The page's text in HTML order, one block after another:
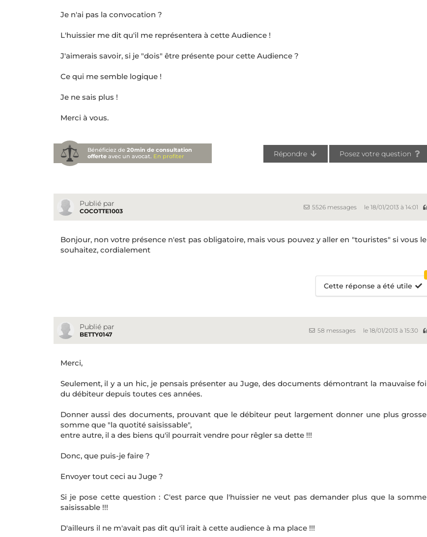
Je n'ai pas la convocation ?
L'huissier me dit qu'il me représentera à cette Audience !
J'aimerais savoir, si je "dois" être présente pour cette Audience ?
Ce qui me semble logique !
Je ne sais plus !
Merci à vous.
Bénéficiez de20min de consultation
offerte avec un avocat. En profiter Répondre Posez votre question
Publié par
COCOTTE1003
5526 messages le 18/01/2013 à 14:01
Bonjour, non votre présence n'est pas obligatoire, mais vous pouvez y aller en "touristes" si vous le
souhaitez, cordialement
Cette réponse a été utile
Publié par
BETTY0147
58 messages le 18/01/2013 à 15:30
Merci,
Seulement, il y a un hic, je pensais présenter au Juge, des documents démontrant la mauvaise foi
du débiteur depuis toutes ces années.
Donner aussi des documents, prouvant que le débiteur peut largement donner une plus grosse
somme que "la quotité saisissable",
entre autre, il a des biens qu'il pourrait vendre pour rêgler sa dette !!!
Donc, que puis-je faire ?
Envoyer tout ceci au Juge ?
Si je pose cette question : C'est parce que l'huissier ne veut pas demander plus que la somme
saisissable !!!
D'ailleurs il ne m'avait pas dit qu'il irait à cette audience à ma place !!!